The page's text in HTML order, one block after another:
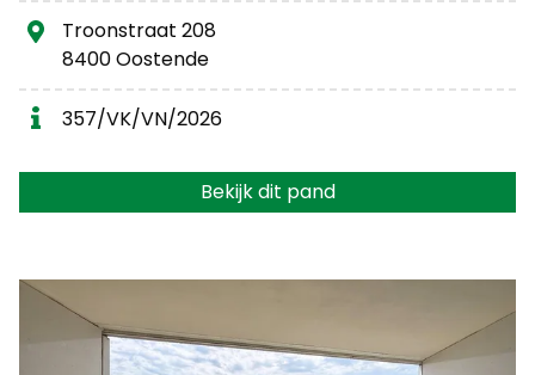
Troonstraat 208
8400 Oostende
357/VK/VN/2026
Bekijk dit pand